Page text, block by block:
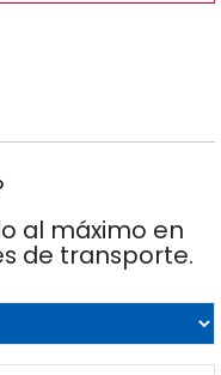
al máximo en
de transporte.